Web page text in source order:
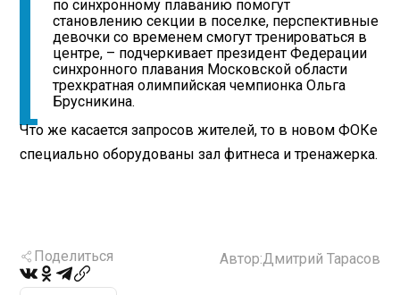
по синхронному плаванию помогут
становлению секции в поселке, перспективные
девочки со временем смогут тренироваться в
центре, – подчеркивает президент Федерации
синхронного плавания Московской области
трехкратная олимпийская чемпионка Ольга
Брусникина.
Что же касается запросов жителей, то в новом ФОКе
специально оборудованы зал фитнеса и тренажерка.
Поделиться Автор:Дмитрий Тарасов